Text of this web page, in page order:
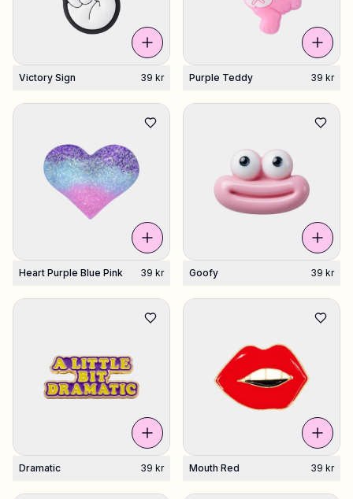
Victory Sign 39 kr Purple Teddy 39 kr
Heart Purple Blue Pink 39 kr Goofy 39 kr
Dramatic 39 kr Mouth Red 39 kr